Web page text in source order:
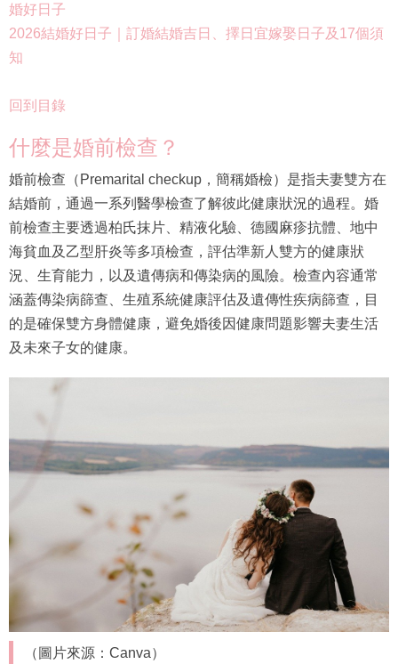
婚好日子
2026結婚好日子｜訂婚結婚吉日、擇日宜嫁娶日子及17個須
知
回到目錄
什麼是婚前檢查？
婚前檢查（Premarital checkup，簡稱婚檢）是指夫妻雙方在
結婚前，通過一系列醫學檢查了解彼此健康狀況的過程。婚
前檢查主要透過柏氏抹片、精液化驗、德國麻疹抗體、地中
海貧血及乙型肝炎等多項檢查，評估準新人雙方的健康狀
況、生育能力，以及遺傳病和傳染病的風險。檢查內容通常
涵蓋傳染病篩查、生殖系統健康評估及遺傳性疾病篩查，目
的是確保雙方身體健康，避免婚後因健康問題影響夫妻生活
及未來子女的健康。
（圖片來源：Canva）